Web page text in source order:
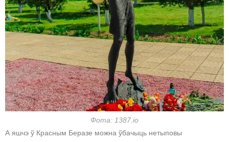
Фота: 1387.io
А яшчэ ў Красным Беразе можна ўбачыць нетыповы